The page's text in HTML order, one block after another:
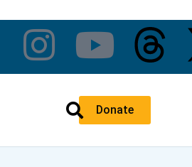
Donate